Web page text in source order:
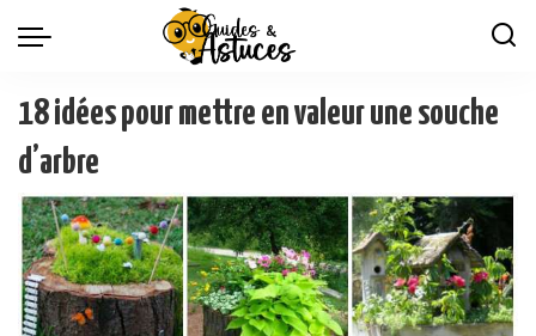
18 idées pour mettre en valeur une souche
d’arbre